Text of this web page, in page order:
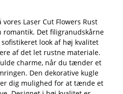
Laser Cut Flowers Rust
Det filigranudskårne
look af høj kvalitet
af det let rustne materiale.
charme, når du tænder et
Den dekorative kugle
dig mulighed for at tænde et